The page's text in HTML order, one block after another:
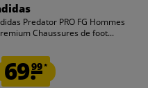
Predator PRO FG Hommes
Chaussures de foot...
69.99*